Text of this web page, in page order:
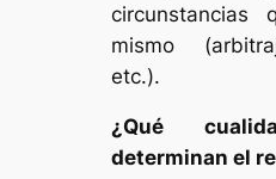
circunstancias
mismo
etc.).
¿Qué
determinan el